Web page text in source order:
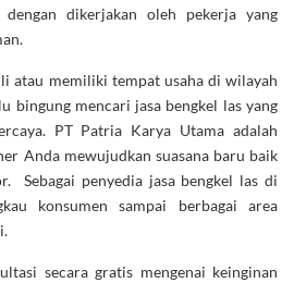
dikerjakan oleh pekerja yang
atau memiliki tempat usaha di wilayah
bingung mencari jasa bengkel las yang
PT Patria Karya Utama adalah
Anda mewujudkan suasana baru baik
Sebagai penyedia jasa bengkel las di
konsumen sampai berbagai area
secara gratis mengenai keinginan